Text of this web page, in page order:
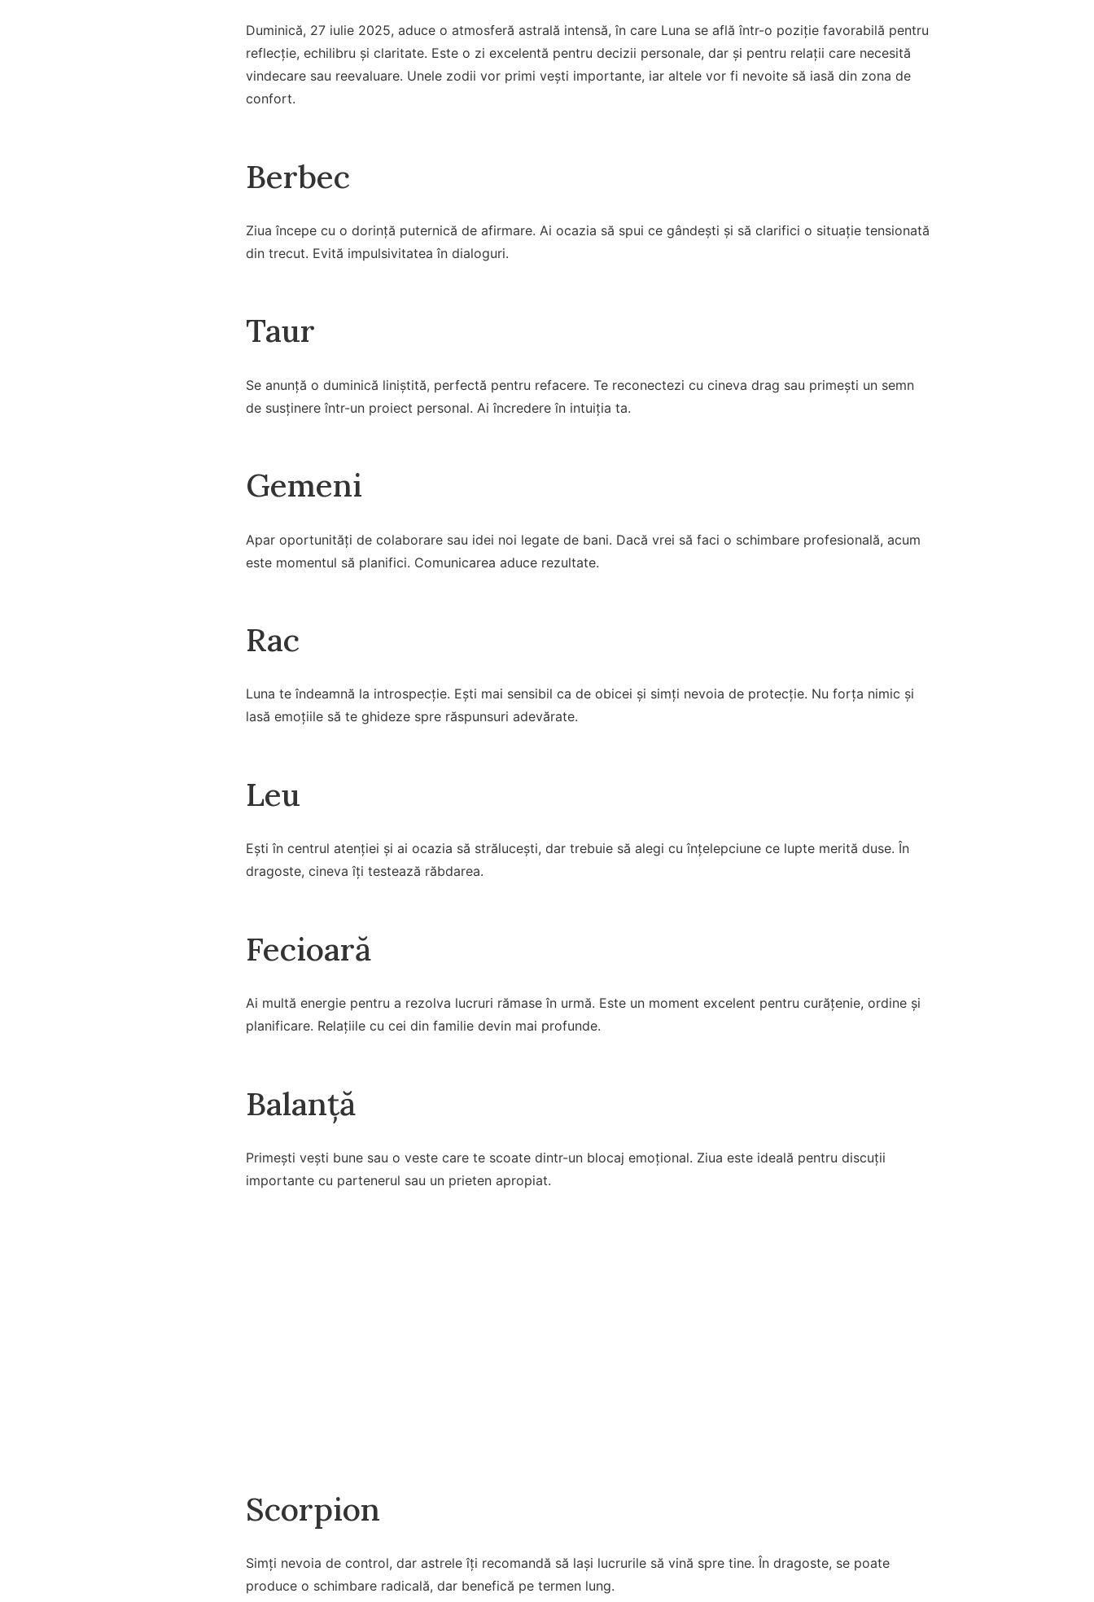
Duminică, 27 iulie 2025, aduce o atmosferă astrală intensă, în care Luna se află într-o poziție favorabilă pentru
reflecție, echilibru și claritate. Este o zi excelentă pentru decizii personale, dar și pentru relații care necesită
vindecare sau reevaluare. Unele zodii vor primi vești importante, iar altele vor fi nevoite să iasă din zona de
confort.
Berbec
Ziua începe cu o dorință puternică de afirmare. Ai ocazia să spui ce gândești și să clarifici o situație tensionată
din trecut. Evită impulsivitatea în dialoguri.
Taur
Se anunță o duminică liniștită, perfectă pentru refacere. Te reconectezi cu cineva drag sau primești un semn
de susținere într-un proiect personal. Ai încredere în intuiția ta.
Gemeni
Apar oportunități de colaborare sau idei noi legate de bani. Dacă vrei să faci o schimbare profesională, acum
este momentul să planifici. Comunicarea aduce rezultate.
Rac
Luna te îndeamnă la introspecție. Ești mai sensibil ca de obicei și simți nevoia de protecție. Nu forța nimic și
lasă emoțiile să te ghideze spre răspunsuri adevărate.
Leu
Ești în centrul atenției și ai ocazia să strălucești, dar trebuie să alegi cu înțelepciune ce lupte merită duse. În
dragoste, cineva îți testează răbdarea.
Fecioară
Ai multă energie pentru a rezolva lucruri rămase în urmă. Este un moment excelent pentru curățenie, ordine și
planificare. Relațiile cu cei din familie devin mai profunde.
Balanță
Primești vești bune sau o veste care te scoate dintr-un blocaj emoțional. Ziua este ideală pentru discuții
importante cu partenerul sau un prieten apropiat.
Scorpion
Simți nevoia de control, dar astrele îți recomandă să lași lucrurile să vină spre tine. În dragoste, se poate
produce o schimbare radicală, dar benefică pe termen lung.